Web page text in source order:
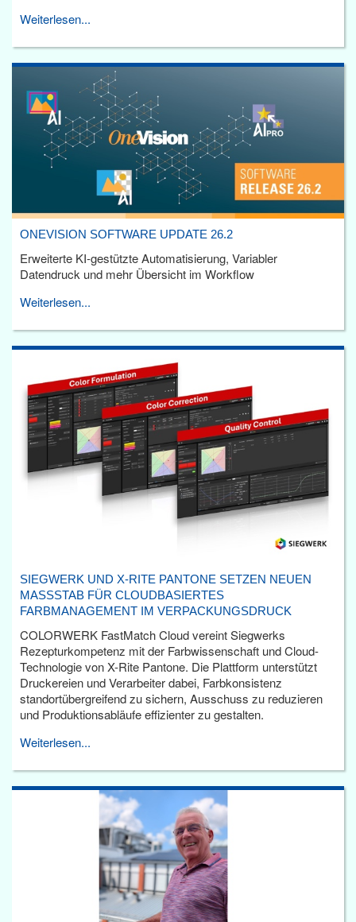
Weiterlesen...
ONEVISION SOFTWARE UPDATE 26.2
Erweiterte KI-gestützte Automatisierung, Variabler
Datendruck und mehr Übersicht im Workflow
Weiterlesen...
SIEGWERK UND X-RITE PANTONE SETZEN NEUEN
MASSSTAB FÜR CLOUDBASIERTES F
ARBMANAGEMENT IM VERPACKUNGSDRUCK
COLORWERK FastMatch Cloud vereint Siegwerks
Rezepturkompetenz mit der Farbwissenschaft und Cloud-
Technologie von X-Rite Pantone. Die Plattform unterstützt
Druckereien und Verarbeiter dabei, Farbkonsistenz
standortübergreifend zu sichern, Ausschuss zu reduzieren
und Produktionsabläufe effizienter zu gestalten.
Weiterlesen...